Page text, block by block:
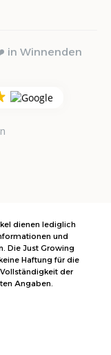
in Winnenden
dienen lediglich
und
Die Just Growing
Haftung für die
der
Angaben.